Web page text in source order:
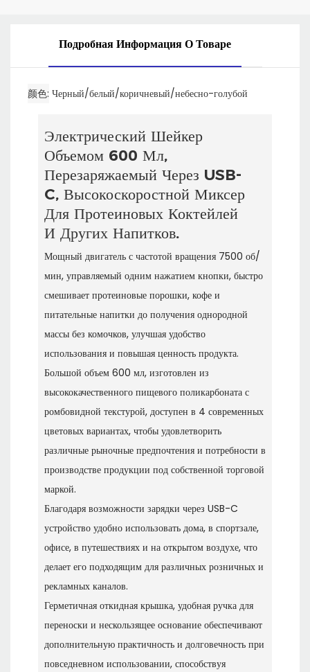
Подробная Информация О Товаре
颜色 Черный/белый/коричневый/небесно-голубой
Электрический Шейкер
Объемом 600 Мл,
Перезаряжаемый Через USB-
C, Высокоскоростной Миксер
Для Протеиновых Коктейлей
И Других Напитков.
Мощный двигатель с частотой вращения 7500 об/
мин, управляемый одним нажатием кнопки, быстро
смешивает протеиновые порошки, кофе и
питательные напитки до получения однородной
массы без комочков, улучшая удобство
использования и повышая ценность продукта.
Большой объем 600 мл, изготовлен из
высококачественного пищевого поликарбоната с
ромбовидной текстурой, доступен в 4 современных
цветовых вариантах, чтобы удовлетворить
различные рыночные предпочтения и потребности в
производстве продукции под собственной торговой
маркой.
Благодаря возможности зарядки через USB-C
устройство удобно использовать дома, в спортзале,
офисе, в путешествиях и на открытом воздухе, что
делает его подходящим для различных розничных и
рекламных каналов.
Герметичная откидная крышка, удобная ручка для
переноски и нескользящее основание обеспечивают
дополнительную практичность и долговечность при
повседневном использовании, способствуя